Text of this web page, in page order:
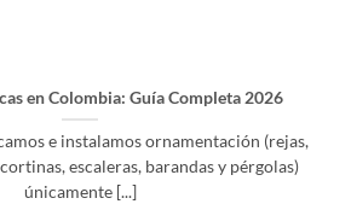
en Colombia: Guía Completa 2026
e instalamos ornamentación (rejas,
escaleras, barandas y pérgolas)
únicamente [...]